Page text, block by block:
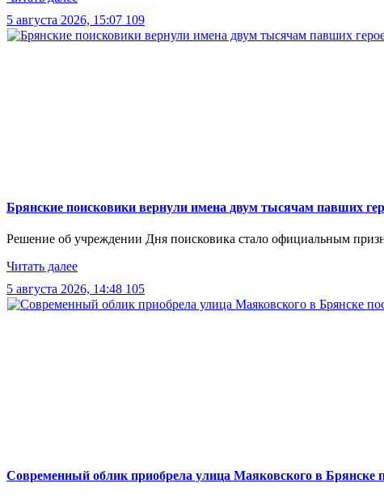
5 августа 2026, 15:07 109
Брянские поисковики вернули имена двум тысячам павших
Решение об учреждении Дня поисковика стало официальным
Читать далее
5 августа 2026, 14:48 105
Современный облик приобрела улица Маяковского в Брянске